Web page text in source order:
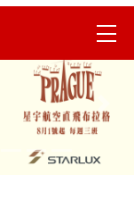
往後